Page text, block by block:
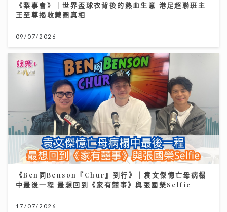
《梨事會》｜世界盃球衣背後的熱血生意 港足超聯班主
王至尊揭收藏圈真相
09/07/2026
《Ben同Benson『Chur』到行》｜袁文傑憶亡母病榻
中最後一程 最想回到《家有囍事》與張國榮Selfie
17/07/2026